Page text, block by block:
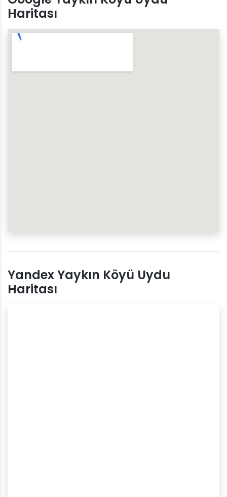
Haritası
Yandex Yaykın Köyü Uydu
Haritası